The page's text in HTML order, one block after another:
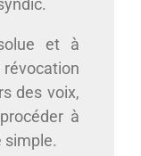
et à
révocation
des voix,
à
simple.